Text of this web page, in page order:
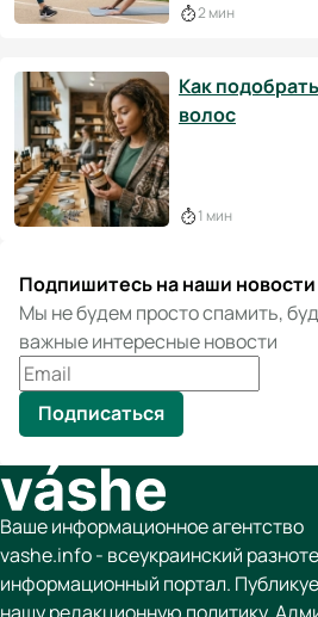
2 мин
Как
волос
1 мин
Подпишитесь на наши новости
Мы не будем просто спамить,
важные интересные новости
Подписаться
Ваше информационное агентство
vashe.info - всеукраинский
информационный портал.
нашу редакционную политику.